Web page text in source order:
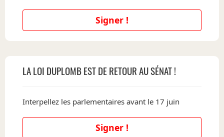
Signer !
LA LOI DUPLOMB EST DE RETOUR AU SÉNAT !
Interpellez les parlementaires avant le 17 juin
Signer !